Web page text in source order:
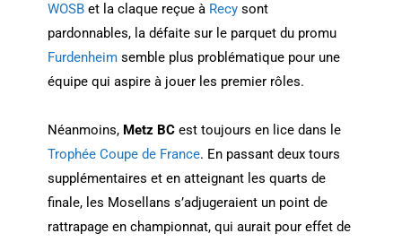
WOSBet la claque reçue à Recysont
pardonnables, la défaite sur le parquet du promu
Furdenheim semble plus problématique pour une
équipe qui aspire à jouer les premier rôles.
Néanmoins, Metz BCest toujours en lice dans le
Trophée Coupe de France. En passant deux tours
supplémentaires et en atteignant les quarts de
finale, les Mosellans s’adjugeraient un point de
rattrapage en championnat, qui aurait pour effet de